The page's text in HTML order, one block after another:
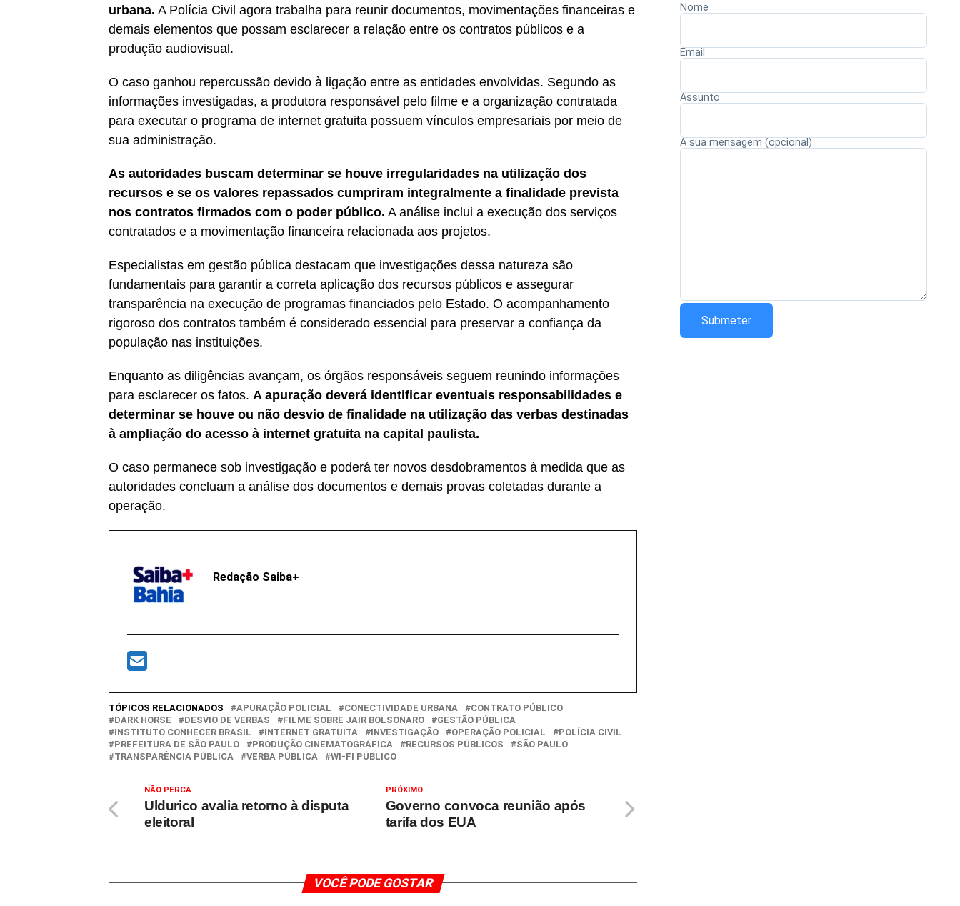
urbana. A Polícia Civil agora trabalha para reunir documentos, movimentações financeiras e
demais elementos que possam esclarecer a relação entre os contratos públicos e a
produção audiovisual.
O caso ganhou repercussão devido à ligação entre as entidades envolvidas. Segundo as
informações investigadas, a produtora responsável pelo filme e a organização contratada
para executar o programa de internet gratuita possuem vínculos empresariais por meio de
sua administração.
As autoridades buscam determinar se houve irregularidades na utilização dos
recursos e se os valores repassados cumpriram integralmente a finalidade prevista
nos contratos firmados com o poder público. A análise inclui a execução dos serviços
contratados e a movimentação financeira relacionada aos projetos.
Especialistas em gestão pública destacam que investigações dessa natureza são
fundamentais para garantir a correta aplicação dos recursos públicos e assegurar
transparência na execução de programas financiados pelo Estado. O acompanhamento
rigoroso dos contratos também é considerado essencial para preservar a confiança da
população nas instituições.
Enquanto as diligências avançam, os órgãos responsáveis seguem reunindo informações
para esclarecer os fatos. A apuração deverá identificar eventuais responsabilidades e
determinar se houve ou não desvio de finalidade na utilização das verbas destinadas
à ampliação do acesso à internet gratuita na capital paulista.
O caso permanece sob investigação e poderá ter novos desdobramentos à medida que as
autoridades concluam a análise dos documentos e demais provas coletadas durante a
operação.
Redação Saiba+
TÓPICOS RELACIONADOS APURAÇÃO POLICIAL CONECTIVIDADE URBANA
CONTRATO PÚBLICO
DARK HORSE
DESVIO DE VERBAS FILME SOBRE JAIR BOLSONARO
GESTÃO PÚBLICA
INSTITUTO CONHECER BRASIL
INTERNET GRATUITA INVESTIGAÇÃO OPERAÇÃO POLICIAL
POLÍCIA CIVIL
PREFEITURA DE SÃO PAULO
PRODUÇÃO CINEMATOGRÁFICA RECURSOS PÚBLICOS
SÃO PAULO
TRANSPARÊNCIA PÚBLICA
VERBA PÚBLICA WI-FI PÚBLICO
PRÓXIMO
Governo convoca reunião após
tarifa dos EUA
NÃO PERCA
Uldurico avalia retorno à disputa
eleitoral
VOCÊ PODE GOSTAR
Nome
Email
Assunto
A sua mensagem (opcional)